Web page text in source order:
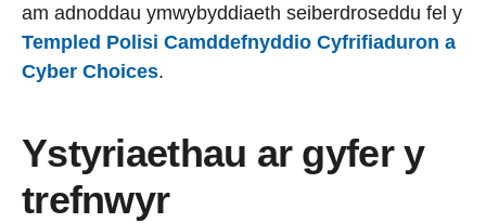
am adnoddau ymwybyddiaeth seiberdroseddu fel y
Templed Polisi Camddefnyddio Cyfrifiaduron a
Cyber Choices.
Ystyriaethau ar gyfer y
trefnwyr